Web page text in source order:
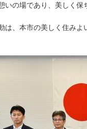
いの場であり、美しく
は、本市の美しく住みよ